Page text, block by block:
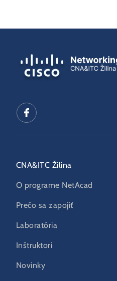
CNA&ITC Žilina
O programe NetAcad
Prečo sa zapojiť
Laboratória
Inštruktori
Novinky